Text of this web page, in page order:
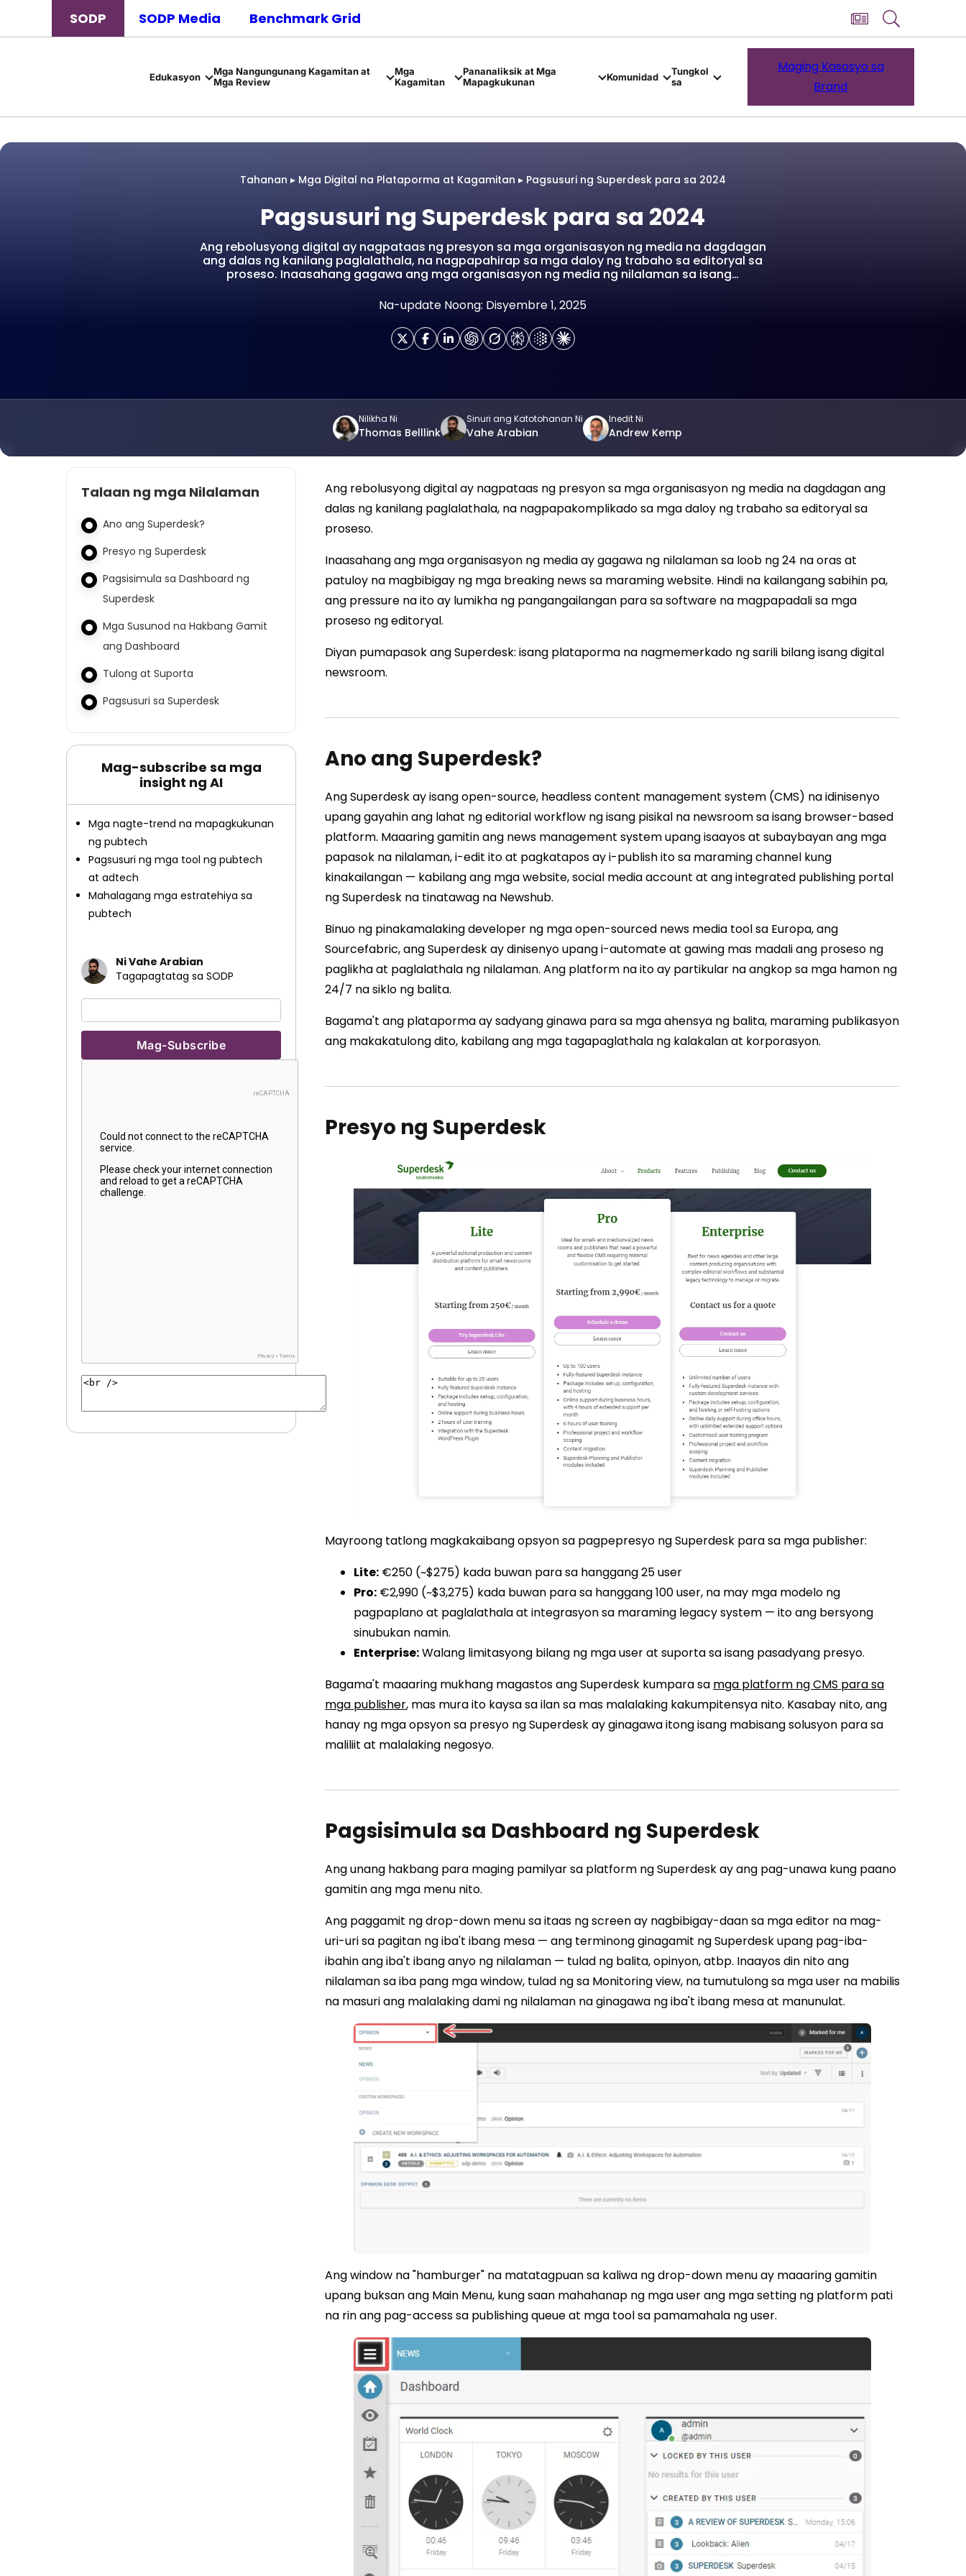
SODP SODP Media Benchmark Grid
Edukasyon
Mga Nangungunang Kagamitan at
Mga Review
Mga
Kagamitan
Pananaliksik at Mga
Mapagkukunan
Komunidad
Tungkol
sa
Maging Kasosyo sa
Brand
Tahanan ▸ Mga Digital na Plataporma at Kagamitan ▸ Pagsusuri ng Superdesk para sa 2024
Pagsusuri ng Superdesk para sa 2024
Ang rebolusyong digital ay nagpataas ng presyon sa mga organisasyon ng media na dagdagan
ang dalas ng kanilang paglalathala, na nagpapahirap sa mga daloy ng trabaho sa editoryal sa
proseso. Inaasahang gagawa ang mga organisasyon ng media ng nilalaman sa isang…
Na-update Noong: Disyembre 1, 2025
Nilikha Ni
Thomas Belllink
Sinuri ang Katotohanan Ni
Vahe Arabian
Inedit Ni
Andrew Kemp
Talaan ng mga Nilalaman
Ano ang Superdesk?
Presyo ng Superdesk
Pagsisimula sa Dashboard ng
Superdesk
Mga Susunod na Hakbang Gamit
ang Dashboard
Tulong at Suporta
Pagsusuri sa Superdesk
Mag-subscribe sa mga
insight ng AI
Mga nagte-trend na mapagkukunan
ng pubtech
Pagsusuri ng mga tool ng pubtech
at adtech
Mahalagang mga estratehiya sa
pubtech
Ni Vahe Arabian
Tagapagtatag sa SODP
Ang rebolusyong digital ay nagpataas ng presyon sa mga organisasyon ng media na dagdagan ang
dalas ng kanilang paglalathala, na nagpapakomplikado sa mga daloy ng trabaho sa editoryal sa
proseso.
Inaasahang ang mga organisasyon ng media ay gagawa ng nilalaman sa loob ng 24 na oras at
patuloy na magbibigay ng mga breaking news sa maraming website. Hindi na kailangang sabihin pa,
ang pressure na ito ay lumikha ng pangangailangan para sa software na magpapadali sa mga
proseso ng editoryal.
Diyan pumapasok ang Superdesk: isang plataporma na nagmemerkado ng sarili bilang isang digital
newsroom.
Ano ang Superdesk?
Ang Superdesk ay isang open-source, headless content management system (CMS) na idinisenyo
upang gayahin ang lahat ng editorial workflow ng isang pisikal na newsroom sa isang browser-based
platform. Maaaring gamitin ang news management system upang isaayos at subaybayan ang mga
papasok na nilalaman, i-edit ito at pagkatapos ay i-publish ito sa maraming channel kung
kinakailangan — kabilang ang mga website, social media account at ang integrated publishing portal
ng Superdesk na tinatawag na Newshub.
Binuo ng pinakamalaking developer ng mga open-sourced news media tool sa Europa, ang
Sourcefabric, ang Superdesk ay dinisenyo upang i-automate at gawing mas madali ang proseso ng
paglikha at paglalathala ng nilalaman. Ang platform na ito ay partikular na angkop sa mga hamon ng
24/7 na siklo ng balita.
Bagama't ang plataporma ay sadyang ginawa para sa mga ahensya ng balita, maraming publikasyon
ang makakatulong dito, kabilang ang mga tagapaglathala ng kalakalan at korporasyon.
Presyo ng Superdesk
Mayroong tatlong magkakaibang opsyon sa pagpepresyo ng Superdesk para sa mga publisher:
Lite: €250 (~$275) kada buwan para sa hanggang 25 user
Pro: €2,990 (~$3,275) kada buwan para sa hanggang 100 user, na may mga modelo ng
pagpaplano at paglalathala at integrasyon sa maraming legacy system — ito ang bersyong
sinubukan namin.
Enterprise:Walang limitasyong bilang ng mga user at suporta sa isang pasadyang presyo.
Bagama't maaaring mukhang magastos ang Superdesk kumpara sa mga platform ng CMS para sa
mga publisher, mas mura ito kaysa sa ilan sa mas malalaking kakumpitensya nito. Kasabay nito, ang
hanay ng mga opsyon sa presyo ng Superdesk ay ginagawa itong isang mabisang solusyon para sa
maliliit at malalaking negosyo.
Pagsisimula sa Dashboard ng Superdesk
Ang unang hakbang para maging pamilyar sa platform ng Superdesk ay ang pag-unawa kung paano
gamitin ang mga menu nito.
Ang paggamit ng drop-down menu sa itaas ng screen ay nagbibigay-daan sa mga editor na mag-
uri-uri sa pagitan ng iba't ibang mesa — ang terminong ginagamit ng Superdesk upang pag-iba-
ibahin ang iba't ibang anyo ng nilalaman — tulad ng balita, opinyon, atbp. Inaayos din nito ang
nilalaman sa iba pang mga window, tulad ng sa Monitoring view, na tumutulong sa mga user na mabilis
na masuri ang malalaking dami ng nilalaman na ginagawa ng iba't ibang mesa at manunulat.
Ang window na "hamburger" na matatagpuan sa kaliwa ng drop-down menu ay maaaring gamitin
upang buksan ang Main Menu, kung saan mahahanap ng mga user ang mga setting ng platform pati
na rin ang pag-access sa publishing queue at mga tool sa pamamahala ng user.